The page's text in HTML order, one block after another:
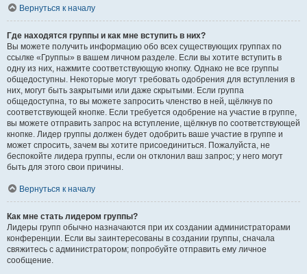
Вернуться к началу
Где находятся группы и как мне вступить в них?
Вы можете получить информацию обо всех существующих группах по
ссылке «Группы» в вашем личном разделе. Если вы хотите вступить в
одну из них, нажмите соответствующую кнопку. Однако не все группы
общедоступны. Некоторые могут требовать одобрения для вступления в
них, могут быть закрытыми или даже скрытыми. Если группа
общедоступна, то вы можете запросить членство в ней, щёлкнув по
соответствующей кнопке. Если требуется одобрение на участие в группе,
вы можете отправить запрос на вступление, щёлкнув по соответствующей
кнопке. Лидер группы должен будет одобрить ваше участие в группе и
может спросить, зачем вы хотите присоединиться. Пожалуйста, не
беспокойте лидера группы, если он отклонил ваш запрос; у него могут
быть для этого свои причины.
Вернуться к началу
Как мне стать лидером группы?
Лидеры групп обычно назначаются при их создании администраторами
конференции. Если вы заинтересованы в создании группы, сначала
свяжитесь с администратором; попробуйте отправить ему личное
сообщение.